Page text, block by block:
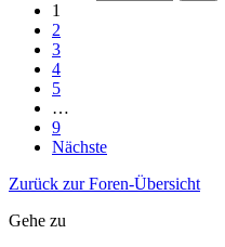
1
2
3
4
5
…
9
Nächste
Zurück zur Foren-Übersicht
Gehe zu